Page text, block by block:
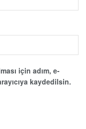
için adım, e-
kaydedilsin.